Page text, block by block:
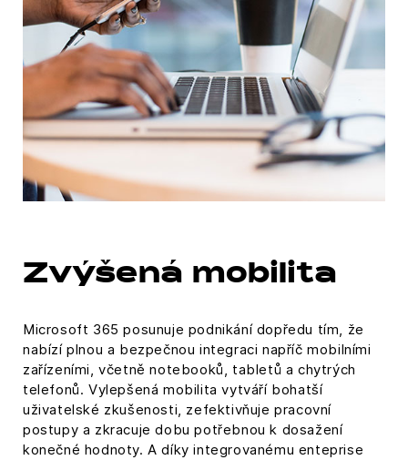
Zvýšená mobilita
Microsoft 365 posunuje podnikání dopředu tím, že
nabízí plnou a bezpečnou integraci napříč mobilními
zařízeními, včetně notebooků, tabletů a chytrých
telefonů. Vylepšená mobilita vytváří bohatší
uživatelské zkušenosti, zefektivňuje pracovní
postupy a zkracuje dobu potřebnou k dosažení
konečné hodnoty. A díky integrovanému enteprise